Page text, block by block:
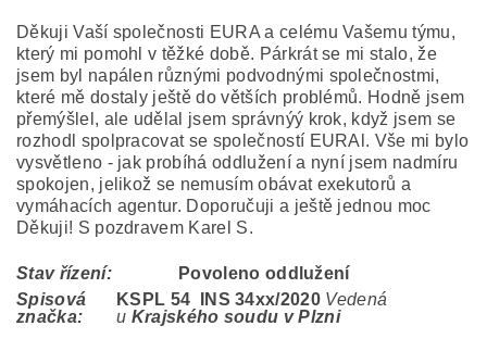
Děkuji Vaší společnosti EURA a celému Vašemu týmu,
který mi pomohl v těžké době. Párkrát se mi stalo, že
jsem byl napálen různými podvodnými společnostmi,
které mě dostaly ještě do větších problémů. Hodně jsem
přemýšlel, ale udělal jsem správnýý krok, když jsem se
rozhodl spolpracovat se společností EURAl. Vše mi bylo
vysvětleno - jak probíhá oddlužení a nyní jsem nadmíru
spokojen, jelikož se nemusím obávat exekutorů a
vymáhacích agentur. Doporučuji a ještě jednou moc
Děkuji! S pozdravem Karel S.
Stav řízení:
Povoleno oddlužení
Spisová
značka:
KSPL 54 INS 34xx/2020 Vedená
u Krajského soudu v Plzni